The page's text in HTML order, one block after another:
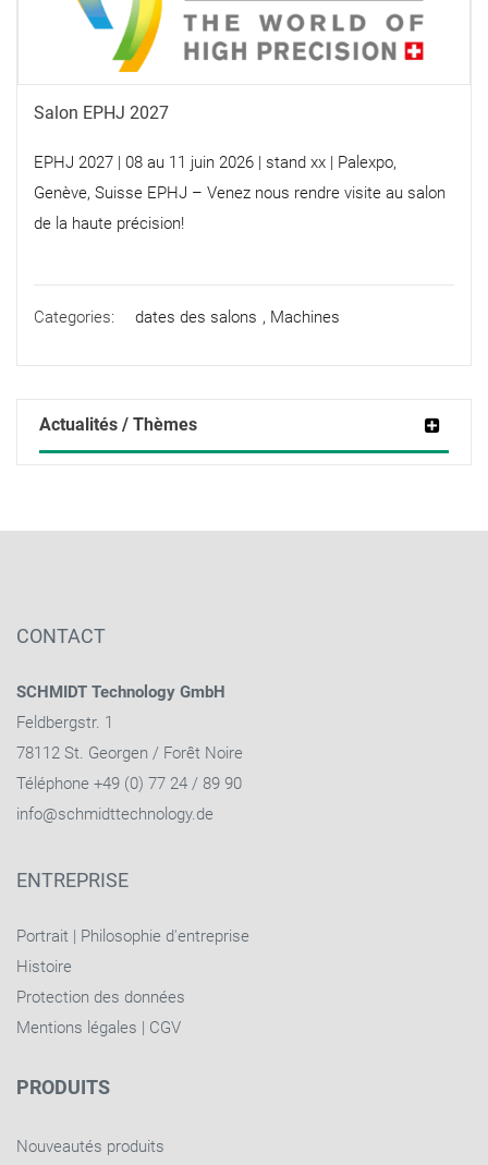
Salon EPHJ 2027
EPHJ 2027 | 08 au 11 juin 2026 | stand xx | Palexpo,
Genève, Suisse EPHJ – Venez nous rendre visite au salon
de la haute précision!
Categories: dates des salons , Machines
Actualités / Thèmes
CONTACT
SCHMIDT Technology GmbH
Feldbergstr. 1
78112 St. Georgen / Forêt Noire
Téléphone +49 (0) 77 24 / 89 90
info@schmidttechnology.de
ENTREPRISE
Portrait | Philosophie d'entreprise
Histoire
Protection des données
Mentions légales | CGV
PRODUITS
Nouveautés produits